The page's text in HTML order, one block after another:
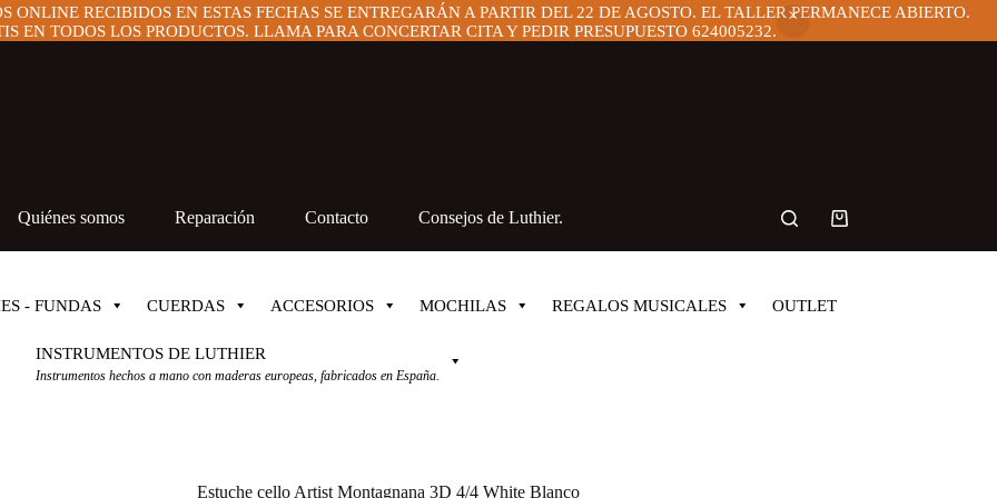
RECIBIDOS EN ESTAS FECHAS SE ENTREGARÁN A PARTIR DEL 22 DE AGOSTO. EL TALLER PERMANECE ABIERTO.
EN TODOS LOS PRODUCTOS. LLAMA PARA CONCERTAR CITA Y PEDIR PRESUPUESTO 624005232.
Quiénes somos Reparación Contacto Consejos de Luthier.
Carro
- FUNDAS CUERDAS ACCESORIOS MOCHILAS REGALOS MUSICALES OUTLET
INSTRUMENTOS DE LUTHIER
Instrumentos hechos a mano con maderas europeas, fabricados en España.
Estuche cello Artist Montagnana 3D 4/4 White Blanco